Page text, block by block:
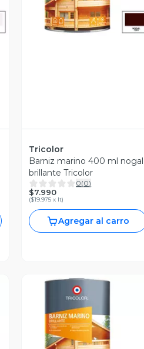
Tricolor
Barniz marino 400 ml nogal
brillante Tricolor
0(0)
$7.990
($19.975 x lt)
Agregar al carro
Vista Previa